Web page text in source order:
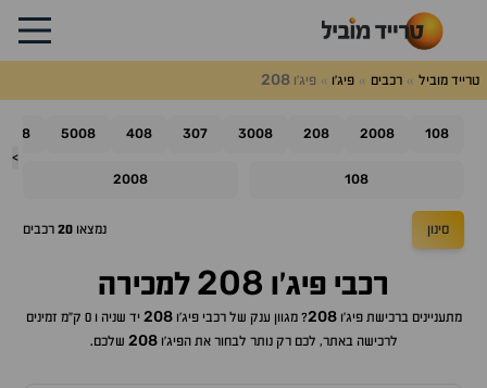
טרייד מוביל רכבים פיג'ו פיג'ו208
>
108
2008
208
3008
307
408
5008
508
108
2008
סינון נמצאו 20 רכבים
רכבי פיג'ו 208 למכירה
מתעניינים ברכישתפיג'ו208? מגוון ענק של רכביפיג'ו208
יד שניה ו 0 ק"מ זמינים
לרכישה באתר, לכם רק נותר לבחור את הפיג'ו208 שלכם.